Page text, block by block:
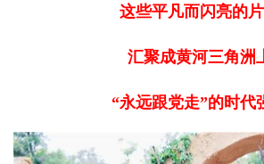
这些平凡而闪亮的
汇聚成黄河三角洲
“永远跟党走”的时代